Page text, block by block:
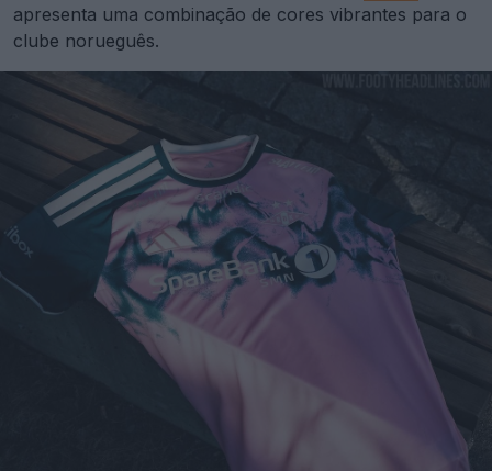
apresenta uma combinação de cores vibrantes para o
clube norueguês.